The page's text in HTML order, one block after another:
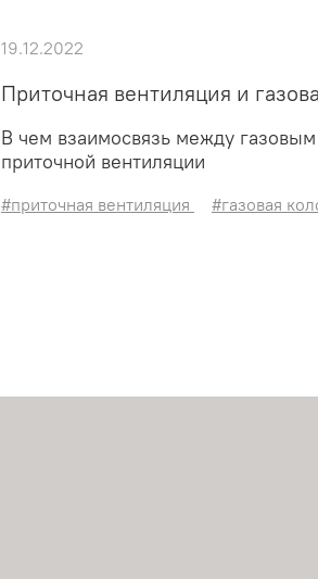
Приточная вентиляция и
В чем взаимосвязь между
приточной вентиляции
19.12.2022
#приточная вентиляция #газовая